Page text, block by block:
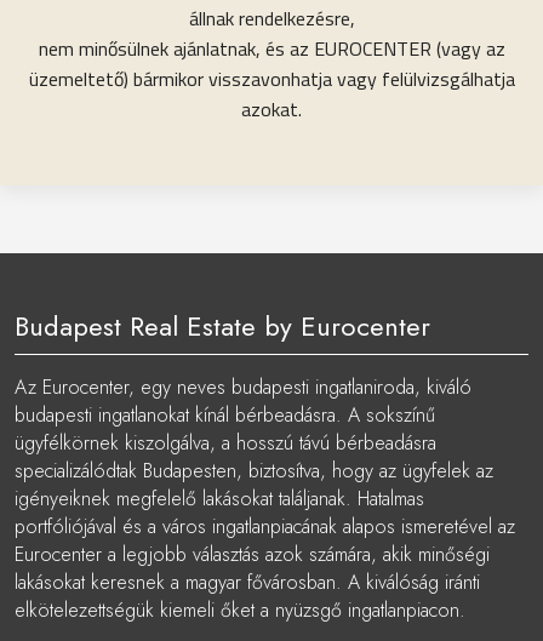
állnak rendelkezésre,
nem minősülnek ajánlatnak, és az EUROCENTER (vagy az
üzemeltető) bármikor visszavonhatja vagy felülvizsgálhatja
azokat.
Budapest Real Estate by Eurocenter
Az Eurocenter, egy neves budapesti ingatlaniroda, kiváló
budapesti ingatlanokat kínál bérbeadásra. A sokszínű
ügyfélkörnek kiszolgálva, a hosszú távú bérbeadásra
specializálódtak Budapesten, biztosítva, hogy az ügyfelek az
igényeiknek megfelelő lakásokat találjanak. Hatalmas
portfóliójával és a város ingatlanpiacának alapos ismeretével az
Eurocenter a legjobb választás azok számára, akik minőségi
lakásokat keresnek a magyar fővárosban. A kiválóság iránti
elkötelezettségük kiemeli őket a nyüzsgő ingatlanpiacon.